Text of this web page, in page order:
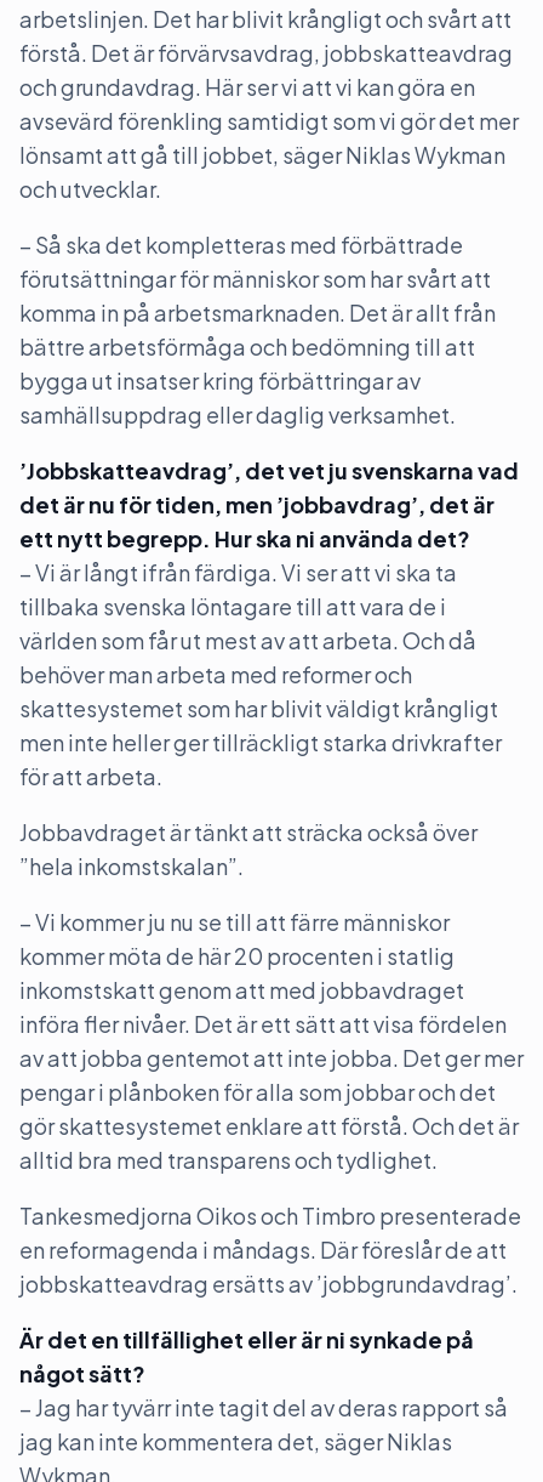
arbetslinjen. Det har blivit krångligt och svårt att
förstå. Det är förvärvsavdrag, jobbskatteavdrag
och grundavdrag. Här ser vi att vi kan göra en
avsevärd förenkling samtidigt som vi gör det mer
lönsamt att gå till jobbet, säger Niklas Wykman
och utvecklar.
– Så ska det kompletteras med förbättrade
förutsättningar för människor som har svårt att
komma in på arbetsmarknaden. Det är allt från
bättre arbetsförmåga och bedömning till att
bygga ut insatser kring förbättringar av
samhällsuppdrag eller daglig verksamhet.
’Jobbskatteavdrag’, det vet ju svenskarna vad
det är nu för tiden, men ’jobbavdrag’, det är
ett nytt begrepp. Hur ska ni använda det?
– Vi är långt ifrån färdiga. Vi ser att vi ska ta
tillbaka svenska löntagare till att vara de i
världen som får ut mest av att arbeta. Och då
behöver man arbeta med reformer och
skattesystemet som har blivit väldigt krångligt
men inte heller ger tillräckligt starka drivkrafter
för att arbeta.
Jobbavdraget är tänkt att sträcka också över
”hela inkomstskalan”.
– Vi kommer ju nu se till att färre människor
kommer möta de här 20 procenten i statlig
inkomstskatt genom att med jobbavdraget
införa fler nivåer. Det är ett sätt att visa fördelen
av att jobba gentemot att inte jobba. Det ger mer
pengar i plånboken för alla som jobbar och det
gör skattesystemet enklare att förstå. Och det är
alltid bra med transparens och tydlighet.
Tankesmedjorna Oikos och Timbro presenterade
en reformagenda i måndags. Där föreslår de att
jobbskatteavdrag ersätts av ’jobbgrundavdrag’.
Är det en tillfällighet eller är ni synkade på
något sätt?
– Jag har tyvärr inte tagit del av deras rapport så
jag kan inte kommentera det, säger Niklas
Wykman.